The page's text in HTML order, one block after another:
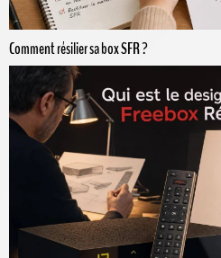
Comment résilier sa box SFR ?